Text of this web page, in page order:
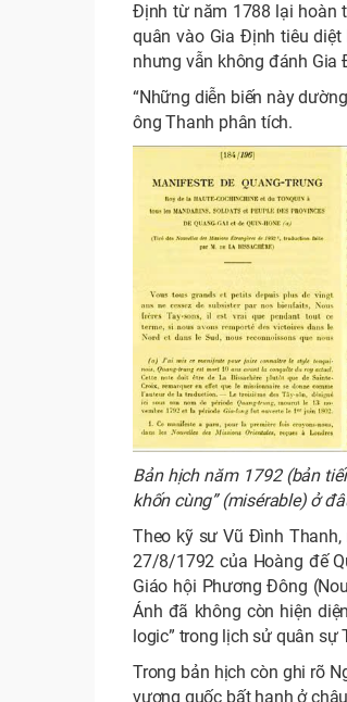
Định từ năm 1788 lại hoàn
quân vào Gia Định tiêu
nhưng vẫn không đánh Gia
“Những diễn biến này
ông Thanh phân tích.
Bản hịch năm 1792 (bản
khốn cùng” (misérable) ở
Theo kỹ sư Vũ Đình
27/8/1792 của Hoàng đế
Giáo hội Phương Đông
Ánh đã không còn hiện
logic” trong lịch sử quân sự
Trong bản hịch còn ghi rõ
vương quốc bất hạnh ở